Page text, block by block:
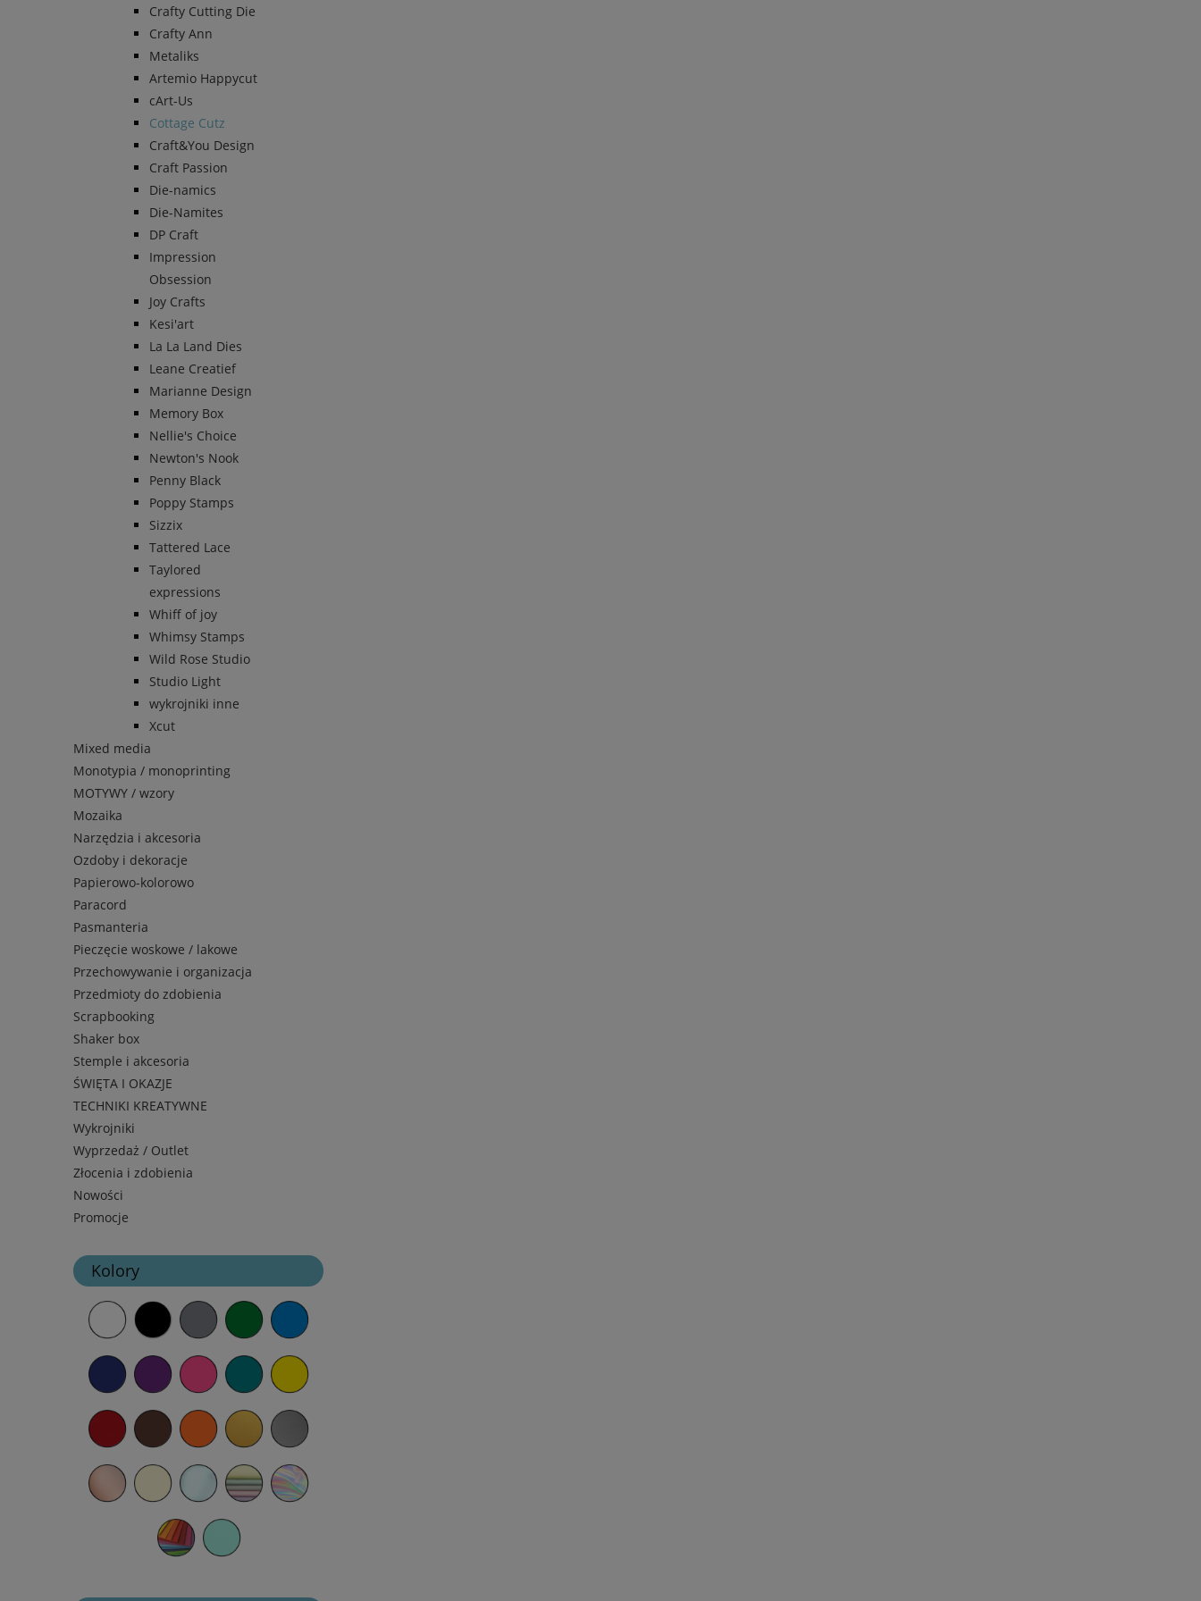
Crafty Cutting Die
Crafty Ann
Metaliks
Artemio Happycut
cArt-Us
Cottage Cutz
Craft&You Design
Craft Passion
Die-namics
Die-Namites
DP Craft
Impression
Obsession
Joy Crafts
Kesi'art
La La Land Dies
Leane Creatief
Marianne Design
Memory Box
Nellie's Choice
Newton's Nook
Penny Black
Poppy Stamps
Sizzix
Tattered Lace
Taylored
expressions
Whiff of joy
Whimsy Stamps
Wild Rose Studio
Studio Light
wykrojniki inne
Xcut
Mixed media
Monotypia / monoprinting
MOTYWY / wzory
Mozaika
Narzędzia i akcesoria
Ozdoby i dekoracje
Papierowo-kolorowo
Paracord
Pasmanteria
Pieczęcie woskowe / lakowe
Przechowywanie i organizacja
Przedmioty do zdobienia
Scrapbooking
Shaker box
Stemple i akcesoria
ŚWIĘTA I OKAZJE
TECHNIKI KREATYWNE
Wykrojniki
Wyprzedaż / Outlet
Złocenia i zdobienia
Nowości
Promocje
Kolory